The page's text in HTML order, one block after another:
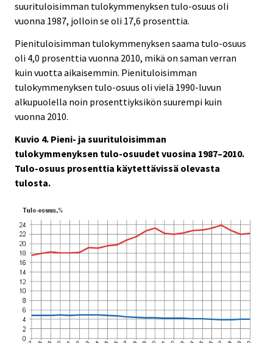
suurituloisimman tulokymmenyksen tulo-osuus oli
vuonna 1987, jolloin se oli 17,6 prosenttia.
Pienituloisimman tulokymmenyksen saama tulo-osuus
oli 4,0 prosenttia vuonna 2010, mikä on saman verran
kuin vuotta aikaisemmin. Pienituloisimman
tulokymmenyksen tulo-osuus oli vielä 1990-luvun
alkupuolella noin prosenttiyksikön suurempi kuin
vuonna 2010.
Kuvio 4. Pieni- ja suurituloisimman
tulokymmenyksen tulo-osuudet vuosina 1987–2010.
Tulo-osuus prosenttia käytettävissä olevasta
tulosta.